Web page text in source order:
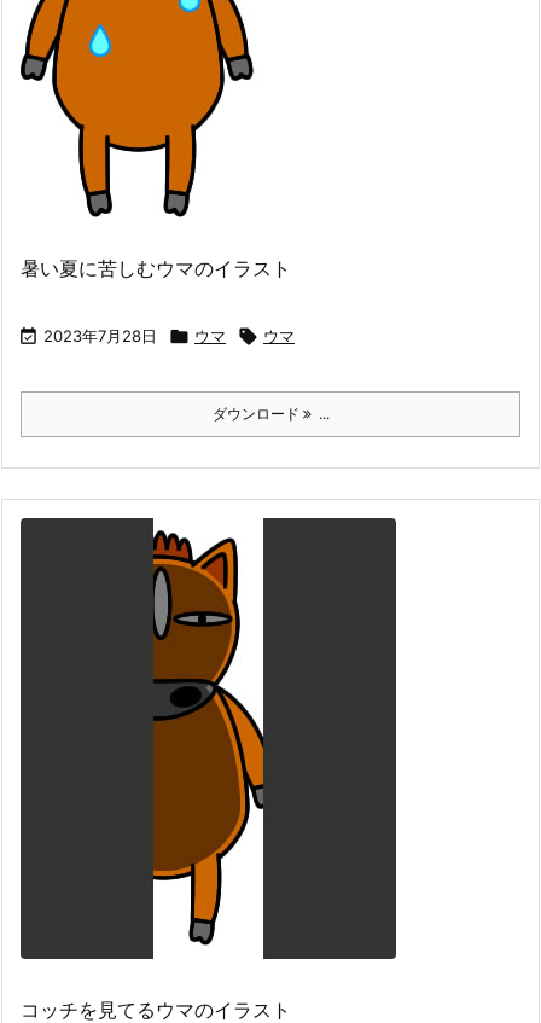
暑い夏に苦しむウマのイラスト
 2023年7月28日  ウマ  ウマ
ダウンロード ...
コッチを見てるウマのイラスト